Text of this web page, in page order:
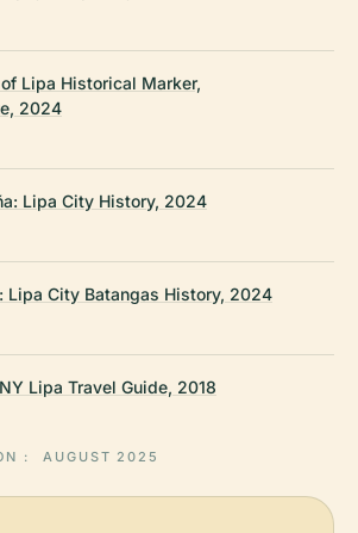
Lipa Historical Marker,
2024
Lipa City History, 2024
Lipa City Batangas History, 2024
Lipa Travel Guide, 2018
: AUGUST 2025